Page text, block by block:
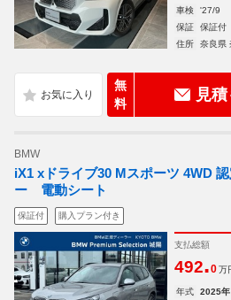
車検
'27/9
保証
保証付
住所
奈良県
無
料
見
BMW
iX1 xドライブ30 Mスポーツ 4WD
ー 電動シート
保証付 購入プラン付き
支払総額
492.0 万
年式 2025年